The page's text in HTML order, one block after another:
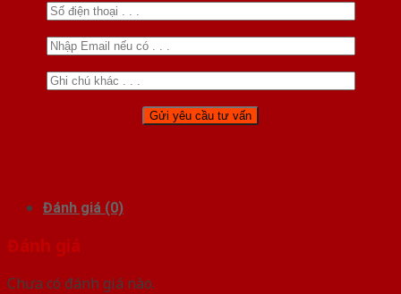
Đánh giá (0)
Đánh giá
Chưa có đánh giá nào.